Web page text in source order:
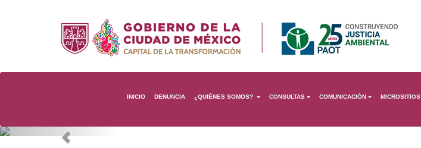
INICIO DENUNCIA ¿QUIÉNES SOMOS? CONSULTAS COMUNICACIÓN MICROSITIOS
Previous